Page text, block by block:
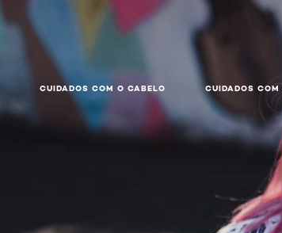
CUIDADOS COM O CABELO CUIDADOS COM